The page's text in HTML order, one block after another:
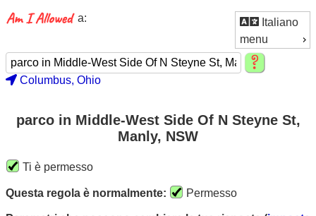
Italiano
menu
a:
Columbus, Ohio
parco in Middle-West Side Of N Steyne St,
Manly, NSW
Ti è permesso
Questa regola è normalmente: Permesso